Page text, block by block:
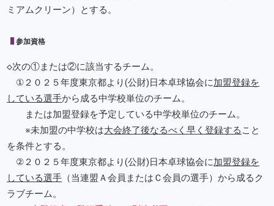
ミアムクリーン）とする。
参加資格
◇次の①または②に該当するチーム。
①２０２５年度東京都より(公財)日本卓球協会に加盟登録を
している選手から成る中学校単位のチーム。
または加盟登録を予定している中学校単位のチーム。
※未加盟の中学校は大会終了後なるべく早く登録する こと
を条件とする。
②２０２５年度東京都より(公財)日本卓球協会に加盟登録を
している選手 （当連盟Ａ会員またはＣ会員の選手）から成るク
ラブチーム。